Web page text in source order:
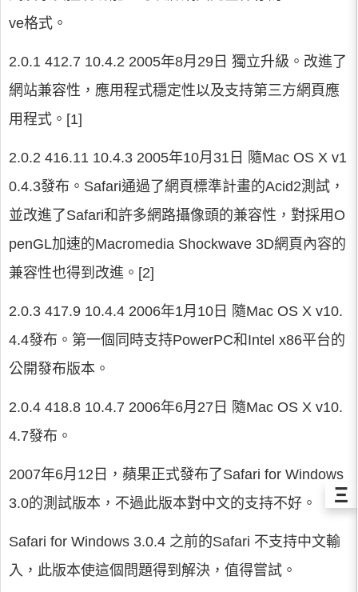
ve格式。
2.0.1 412.7 10.4.2 2005年8月29日 獨立升級。改進了
網站兼容性，應用程式穩定性以及支持第三方網頁應
用程式。[1]
2.0.2 416.11 10.4.3 2005年10月31日 隨Mac OS X v1
0.4.3發布。Safari通過了網頁標準計畫的Acid2測試，
並改進了Safari和許多網路攝像頭的兼容性，對採用O
penGL加速的Macromedia Shockwave 3D網頁內容的
兼容性也得到改進。[2]
2.0.3 417.9 10.4.4 2006年1月10日 隨Mac OS X v10.
4.4發布。第一個同時支持PowerPC和Intel x86平台的
公開發布版本。
2.0.4 418.8 10.4.7 2006年6月27日 隨Mac OS X v10.
4.7發布。
2007年6月12日，蘋果正式發布了Safari for Windows
3.0的測試版本，不過此版本對中文的支持不好。
Safari for Windows 3.0.4 之前的Safari 不支持中文輸
入，此版本使這個問題得到解決，值得嘗試。
Ξ